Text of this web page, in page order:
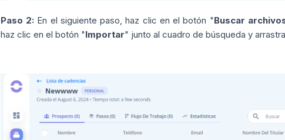
Paso 2: En el siguiente paso, haz clic en el botón "Buscar
haz clic en el botón "Importar" junto al cuadro de búsqueda y